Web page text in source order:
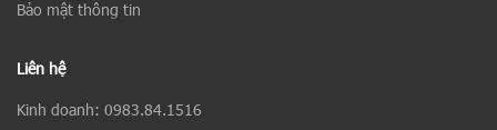
Bảo mật thông tin
Liên hệ
Kinh doanh: 0983.84.1516